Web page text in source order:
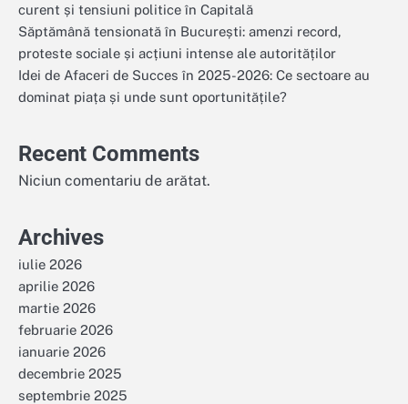
curent și tensiuni politice în Capitală
Săptămână tensionată în București: amenzi record,
proteste sociale și acțiuni intense ale autorităților
Idei de Afaceri de Succes în 2025-2026: Ce sectoare au
dominat piața și unde sunt oportunitățile?
Recent Comments
Niciun comentariu de arătat.
Archives
iulie 2026
aprilie 2026
martie 2026
februarie 2026
ianuarie 2026
decembrie 2025
septembrie 2025